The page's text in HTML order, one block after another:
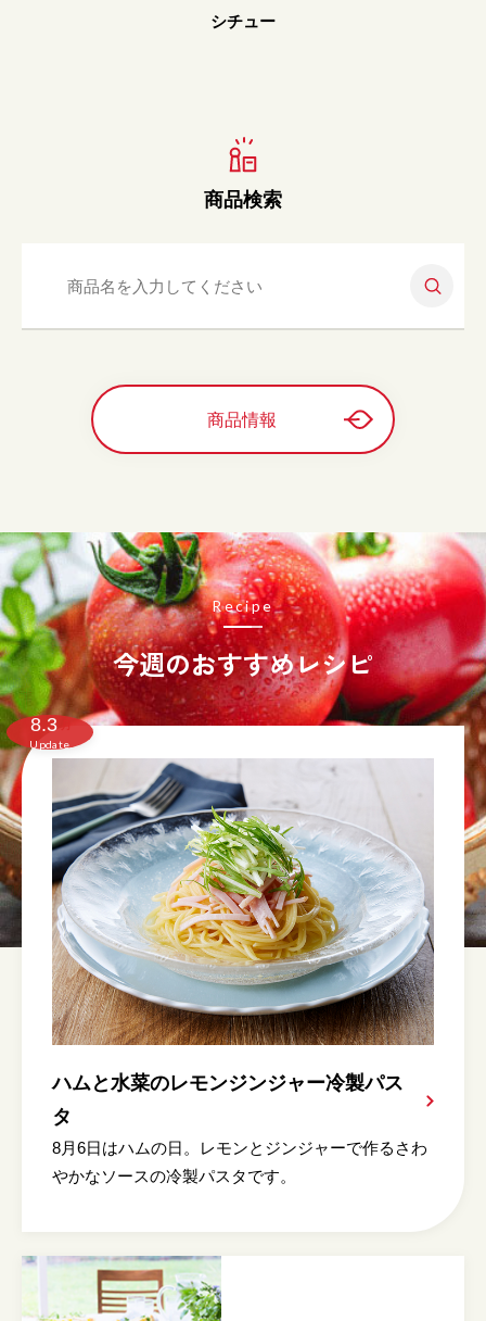
シチュー
商品検索
商品情報
今週のおすすめレシピ
Recipe
8.3
Update
ハムと水菜のレモンジンジャー冷製パス
タ
8月6日はハムの日。レモンとジンジャーで作るさわ
やかなソースの冷製パスタです。